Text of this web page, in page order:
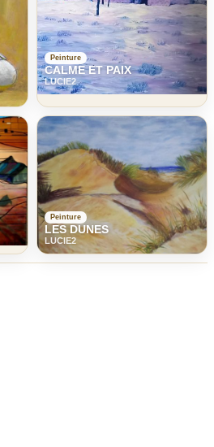
Peinture
CALME ET PAIX
LUCIE2
Peinture
LES DUNES
LUCIE2